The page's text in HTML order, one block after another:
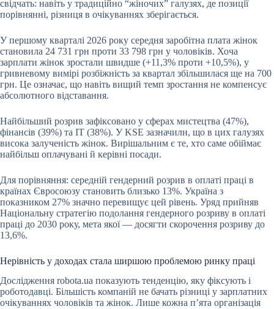
свідчать: навіть у традиційно “жіночих” галузях, де позиції
порівнянні, різниця в очікуваннях зберігається.
У першому кварталі 2026 року середня заробітна плата жінок
становила 24 731 грн проти 33 798 грн у чоловіків. Хоча
зарплати жінок зростали швидше (+11,3% проти +10,5%), у
гривневому вимірі розбіжність за квартал збільшилася ще на 700
грн. Це означає, що навіть вищий темп зростання не компенсує
абсолютного відставання.
Найбільший розрив зафіксовано у сферах мистецтва (47%),
фінансів (39%) та ІТ (38%). У KSE зазначили, що в цих галузях
висока залученість жінок. Вирішальним є те, хто саме обіймає
найбільш оплачувані й керівні посади.
Для порівняння: середній гендерний розрив в оплаті праці в
країнах Євросоюзу становить близько 13%. Україна з
показником 27% значно перевищує цей рівень. Уряд прийняв
Національну стратегію подолання гендерного розриву в оплаті
праці до 2030 року, мета якої — досягти скорочення розриву до
13,6%.
Нерівність у доходах стала ширшою проблемою ринку праці
Дослідження robota.ua показують тенденцію, яку фіксують і
роботодавці. Більшість компаній не бачать різниці у зарплатних
очікуваннях чоловіків та жінок. Лише кожна п’ята організація